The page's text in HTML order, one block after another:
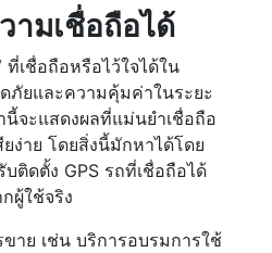
ามเชื่อถือได้
ที่เชื่อถือหรือไว้ใจได้ใน
ยและความคุ้มค่าในระยะ
นี้จะแสดงผลที่แม่นยำเชื่อถือ
ง่าย โดยสิ่งนี้มักหาได้โดย
ติดตั้ง GPS รถที่เชื่อถือได้
ผู้ใช้จริง
าย เช่น บริการอบรมการใช้